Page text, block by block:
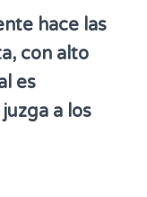
hace las
con alto
es
juzga a los